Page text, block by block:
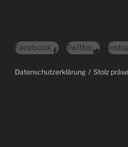
Facebook Twitter
Datenschutzerklärung Stolz